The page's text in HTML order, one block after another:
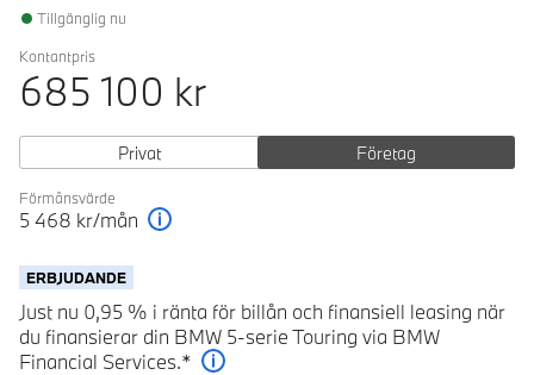
Tillgänglig nu
Kontantpris
685 100 kr
Privat Företag
Förmånsvärde
5 468 kr/mån
ERBJUDANDE
Just nu 0,95 % i ränta för billån och finansiell leasing när
du finansierar din BMW 5-serie Touring via BMW
Financial Services.*